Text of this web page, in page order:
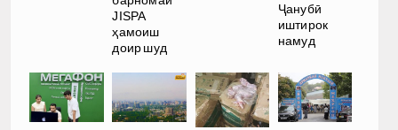
JISPA
ҳамоиш
доир шуд
Ҷанубӣ
иштирок
намуд